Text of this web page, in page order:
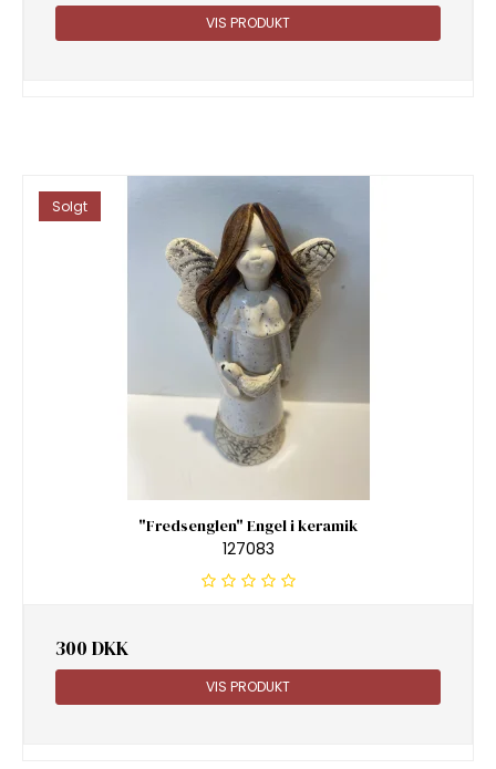
VIS PRODUKT
Solgt
"Fredsenglen" Engel i keramik
127083
300 DKK
VIS PRODUKT